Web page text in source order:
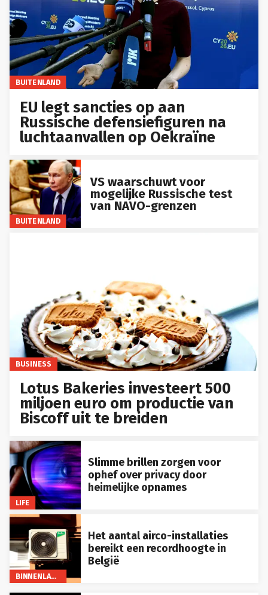
BUITENLAND
EU legt sancties op aan
Russische defensiefiguren na
luchtaanvallen op Oekraïne
BUITENLAND
VS waarschuwt voor
mogelijke Russische test
van NAVO-grenzen
BUSINESS
Lotus Bakeries investeert 500
miljoen euro om productie van
Biscoff uit te breiden
LIFE
Slimme brillen zorgen voor
ophef over privacy door
heimelijke opnames
BINNENLAND
Het aantal airco-installaties
bereikt een recordhoogte in
België